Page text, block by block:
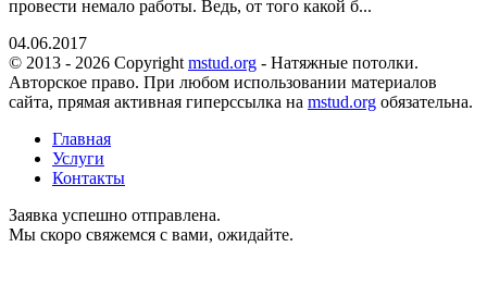
провести немало работы. Ведь, от того какой б...
04.06.2017
© 2013 - 2026 Copyright mstud.org - Натяжные потолки.
Авторское право. При любом использовании материалов
сайта, прямая активная гиперссылка на mstud.org обязательна.
Главная
Услуги
Контакты
Заявка успешно отправлена.
Мы скоро свяжемся с вами, ожидайте.